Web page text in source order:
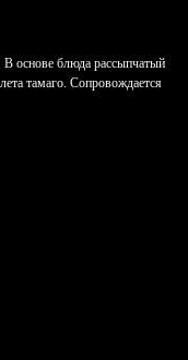
В основе блюда рассыпчатый
тамаго. Сопровождается